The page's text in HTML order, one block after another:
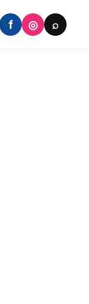
f ◎ ⌕